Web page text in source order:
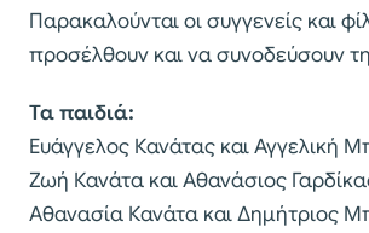
Παρακαλούνται οι συγγενείς και
προσέλθουν και να συνοδεύσουν
Τα παιδιά:
Ευάγγελος Κανάτας και Αγγελική
Ζωή Κανάτα και Αθανάσιος
Αθανασία Κανάτα και Δημήτριος